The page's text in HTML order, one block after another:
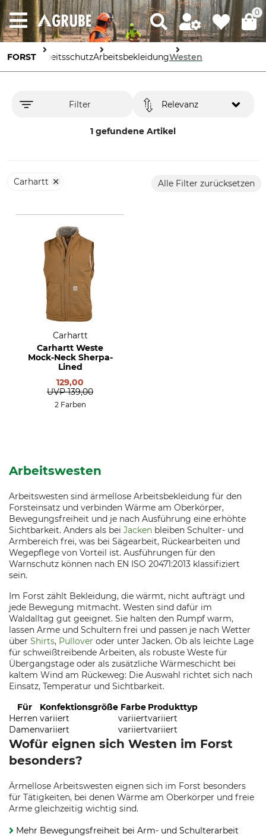
0
FORST ArbeitsschutzArbeitsbekleidungWesten
Filter
1 gefundene Artikel
Relevanz
Carhartt Alle Filter zurücksetzen
Carhartt
Carhartt Weste
Mock-Neck Sherpa-
Lined
129,00
UVP 139,00
2 Farben
Arbeitswesten
Arbeitswesten sind ärmellose Arbeitsbekleidung für den
Forsteinsatz und verbinden Wärme am Oberkörper,
Bewegungsfreiheit und je nach Ausführung eine erhöhte
Sichtbarkeit. Anders als bei Jacken bleiben Schulter- und
Armbereich frei, was bei Sägearbeit, Rückearbeiten und
Wegepflege von Vorteil ist. Ausführungen für den
Warnschutz können nach EN ISO 20471:2013 klassifiziert
sein.
Im Forst zählt Bekleidung, die wärmt, nicht aufträgt und
jede Bewegung mitmacht. Westen sind dafür im
Waldalltag gut geeignet. Sie halten den Rumpf warm,
lassen Arme und Schultern frei und passen je nach Wetter
über Shirts, Pullover oder unter Jacken. Ob als leichte Lage
für schweißtreibende Arbeiten, als robuste Weste für
Übergangstage oder als zusätzliche Wärmeschicht bei
kaltem Wind am Rückeweg: Die Auswahl richtet sich nach
Einsatz, Temperatur und Sichtbarkeit.
Für
Konfektionsgröße Farbe Produkttyp
Herren variiert variiertvariiert
Damenvariiert variiertvariiert
Wofür eignen sich Westen im Forst
besonders?
Ärmellose Arbeitswesten eignen sich im Forst besonders
für Tätigkeiten, bei denen Wärme am Oberkörper und freie
Arme gleichzeitig wichtig sind.
Mehr Bewegungsfreiheit bei Arm- und Schulterarbeit